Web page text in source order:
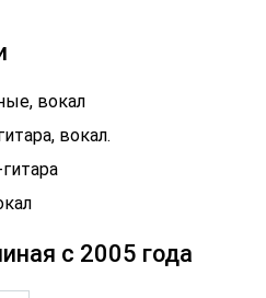
вокал
вокал.
с 2005 года